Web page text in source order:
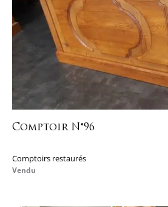
Comptoir N°96
Comptoirs restaurés
Vendu